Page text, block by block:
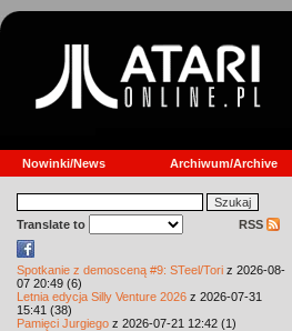
Nowinki/News Archiwum/Archive
Translate to RSS
Spotkanie z demosceną #9: STeel/Tori z 2026-08-
07 20:49 (6)
Letnia edycja Silly Venture 2026 z 2026-07-31
15:41 (38)
Pamięci Jurgiego z 2026-07-21 12:42 (1)